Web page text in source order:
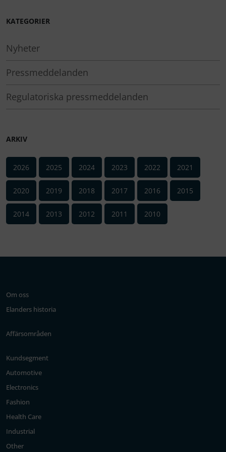
KATEGORIER
Nyheter
Pressmeddelanden
Regulatoriska pressmeddelanden
ARKIV
2026 2025 2024 2023 2022 2021
2020 2019 2018 2017 2016 2015
2014 2013 2012 2011 2010
Om oss
Elanders historia
Affärsområden
Kundsegment
Automotive
Electronics
Fashion
Health Care
Industrial
Other